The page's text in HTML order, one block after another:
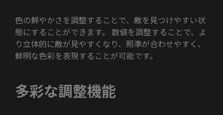
色の鮮やかさを調整することで、敵を見つけやすい状
態にすることができます。 数値を調整することで、よ
り立体的に敵が見やすくなり、照準が合わせやすく、
鮮明な色彩を表現することが可能です。
多彩な調整機能